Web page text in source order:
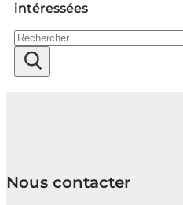
intéressées
Rechercher
Nous contacter